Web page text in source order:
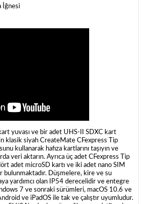
yuvası ve bir adet UHS-II SDXC kart
klasik siyah CreateMate CFexpress Tip
kullanarak hafıza kartlarını taşıyın ve
veri aktarın. Ayrıca üç adet CFexpress Tip
adet microSD kartı ve iki adet nano SIM
bulunmaktadır. Düşmelere, kire ve su
yardımcı olan IP54 derecelidir ve entegre
7 ve sonraki sürümleri, macOS 10.6 ve
ve iPadOS ile tak ve çalıştır uyumludur.
İğnesi